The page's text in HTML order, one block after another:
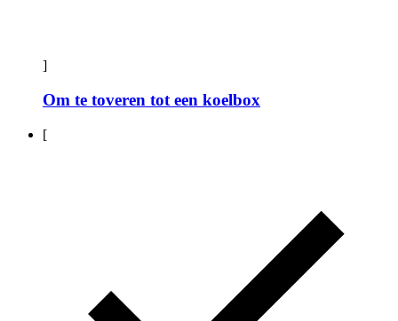
]
Om te toveren tot een koelbox
[